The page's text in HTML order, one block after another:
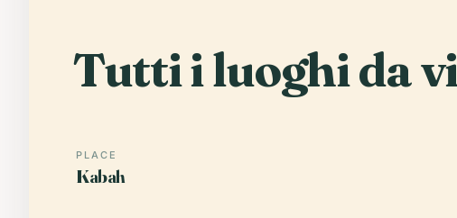
Tutti i luoghi da
PLACE
Kabah